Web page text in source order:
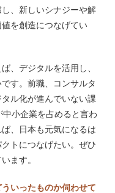
、新しいシナジーや解
を創造につなげてい
、デジタルを活用し、
す。前職、コンサルタ
ル化が進んでいない課
小企業を占めると言わ
、日本も元気になるは
トにつなげたい。ぜひ
ます。
いったものか伺わせて